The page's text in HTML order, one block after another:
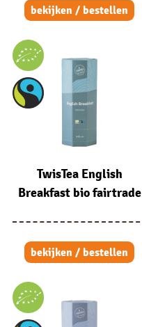
bekijken / bestellen
TwisTea English
Breakfast bio fairtrade
bekijken / bestellen